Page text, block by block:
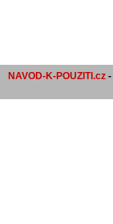
NAVOD-K-POUZITI.cz